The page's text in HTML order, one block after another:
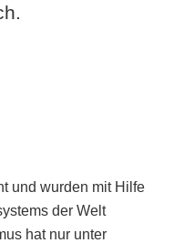
und wurden mit Hilfe
der Welt
hat nur unter